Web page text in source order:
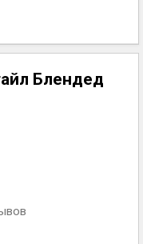
Блендед